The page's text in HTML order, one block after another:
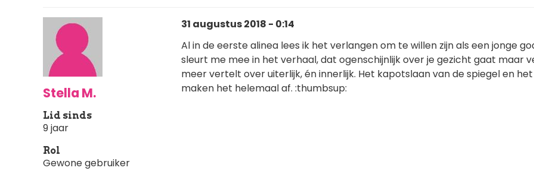
Stella M.
Lid sinds
9 jaar
Rol
Gewone gebruiker
31 augustus 2018 - 0:14
Al in de eerste alinea lees ik het verlangen om te willen zijn als een jonge
sleurt me mee in het verhaal, dat ogenschijnlijk over je gezicht gaat maar
meer vertelt over uiterlijk, én innerlijk. Het kapotslaan van de spiegel en
maken het helemaal af. :thumbsup: